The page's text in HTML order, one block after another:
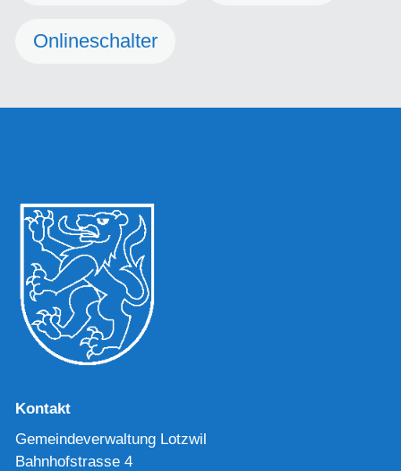
Onlineschalter
Kontakt
Gemeindeverwaltung Lotzwil
Bahnhofstrasse 4